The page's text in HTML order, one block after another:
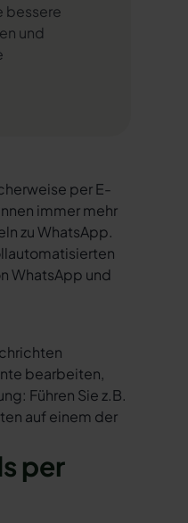
bessere
und
per E-
immer mehr
zu WhatsApp.
WhatsApp und
bearbeiten,
Führen Sie z.B.
auf einem der
per